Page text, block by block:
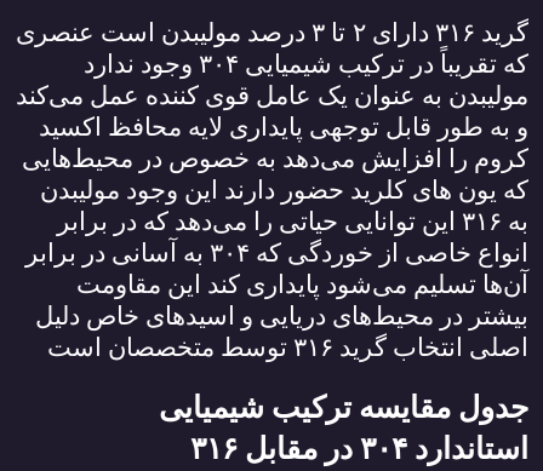
گرید ۳۱۶ دارای ۲ تا ۳ درصد مولیبدن است عنصری
که تقریباً در ترکیب شیمیایی ۳۰۴ وجود ندارد
مولیبدن به عنوان یک عامل قوی کننده عمل می‌کند
و به طور قابل توجهی پایداری لایه محافظ اکسید
کروم را افزایش می‌دهد به خصوص در محیط‌هایی
که یون ‌های کلرید حضور دارند این وجود مولیبدن
به ۳۱۶ این توانایی حیاتی را می‌دهد که در برابر
انواع خاصی از خوردگی که ۳۰۴ به آسانی در برابر
آن‌ها تسلیم می‌شود پایداری کند این مقاومت
بیشتر در محیط‌های دریایی و اسیدهای خاص دلیل
اصلی انتخاب گرید ۳۱۶ توسط متخصصان است
جدول مقایسه ترکیب شیمیایی
استاندارد ۳۰۴ در مقابل ۳۱۶